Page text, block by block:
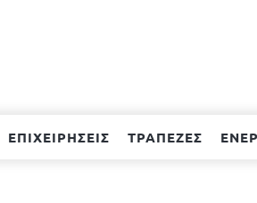
ΕΠΙΧΕΙΡΗΣΕΙΣ ΤΡΑΠΕΖΕΣ